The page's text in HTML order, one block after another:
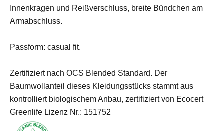
Innenkragen und Reißverschluss, breite Bündchen am
Armabschluss.
Passform: casual fit.
Zertifiziert nach OCS Blended Standard. Der
Baumwollanteil dieses Kleidungsstücks stammt aus
kontrolliert biologischem Anbau, zertifiziert von Ecocert
Greenlife Lizenz Nr.: 151752